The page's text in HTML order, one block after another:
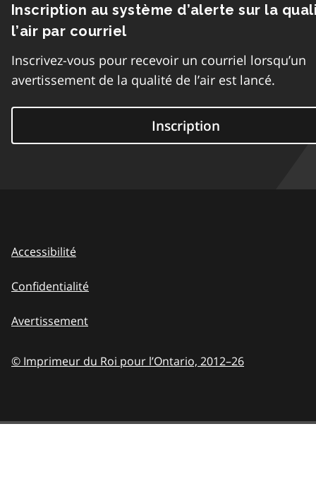
Inscription au système d’alerte sur la
l’air par courriel
Inscrivez-vous pour recevoir un courriel lorsqu’un
avertissement de la qualité de l’air est lancé.
Inscription
Accessibilité
Confidentialité
Avertissement
© Imprimeur du Roi pour l’Ontario, 2012–26